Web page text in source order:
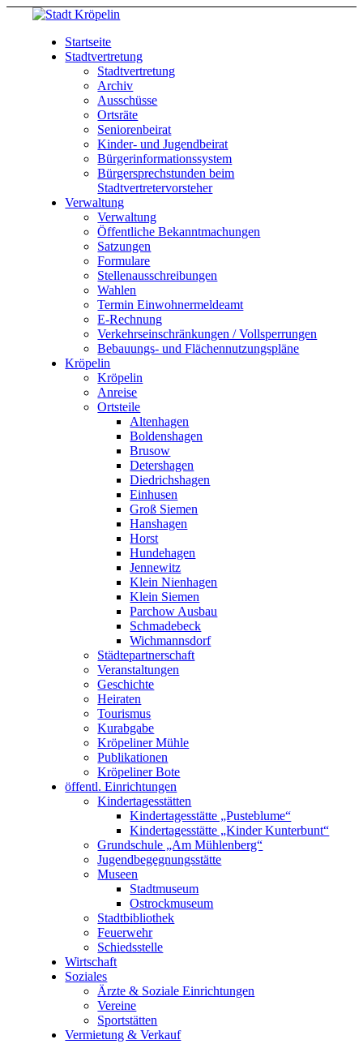
Startseite
Stadtvertretung
Stadtvertretung
Archiv
Ausschüsse
Ortsräte
Seniorenbeirat
Kinder- und Jugendbeirat
Bürgerinformationssystem
Bürgersprechstunden beim
Stadtvertretervorsteher
Verwaltung
Verwaltung
Öffentliche Bekanntmachungen
Satzungen
Formulare
Stellenausschreibungen
Wahlen
Termin Einwohnermeldeamt
E-Rechnung
Verkehrseinschränkungen / Vollsperrungen
Bebauungs- und Flächennutzungspläne
Kröpelin
Kröpelin
Anreise
Ortsteile
Altenhagen
Boldenshagen
Brusow
Detershagen
Diedrichshagen
Einhusen
Groß Siemen
Hanshagen
Horst
Hundehagen
Jennewitz
Klein Nienhagen
Klein Siemen
Parchow Ausbau
Schmadebeck
Wichmannsdorf
Städtepartnerschaft
Veranstaltungen
Geschichte
Heiraten
Tourismus
Kurabgabe
Kröpeliner Mühle
Publikationen
Kröpeliner Bote
öffentl. Einrichtungen
Kindertagesstätten
Kindertagesstätte „Pusteblume“
Kindertagesstätte „Kinder Kunterbunt“
Grundschule „Am Mühlenberg“
Jugendbegegnungsstätte
Museen
Stadtmuseum
Ostrockmuseum
Stadtbibliothek
Feuerwehr
Schiedsstelle
Wirtschaft
Soziales
Ärzte & Soziale Einrichtungen
Vereine
Sportstätten
Vermietung & Verkauf